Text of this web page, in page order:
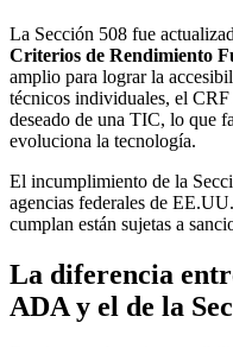
La Sección 508 fue
Criterios de Rendimiento
amplio para lograr la
técnicos individuales, el
deseado de una TIC, lo que
evoluciona la tecnología.
El incumplimiento de la
agencias federales de
cumplan están sujetas a
La diferencia
ADA y el de la